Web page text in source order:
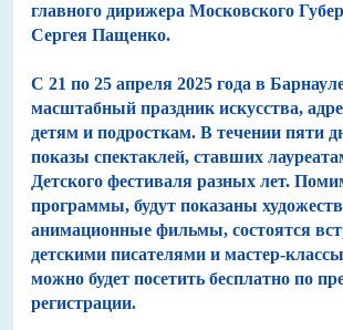
главного дирижера Московского
Сергея Пащенко.
С 21 по 25 апреля 2025 года в
масштабный праздник искусства,
детям и подросткам. В течении пяти
показы спектаклей, ставших
Детского фестиваля разных лет.
программы, будут показаны
анимационные фильмы, состоятся
детскими писателями и мастер-
можно будет посетить бесплатно по
регистрации.